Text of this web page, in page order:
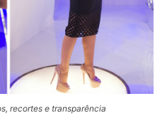
recortes e transparência